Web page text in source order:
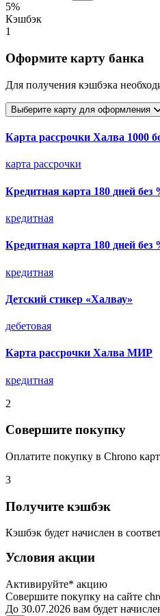
5%
Кэшбэк
1
Оформите карту банка
Для получения кэшбэка
Выберите карту для оформления
Карта рассрочки Халва 1000
карта рассрочки
Кредитная карта 180 дней
кредитная
Кредитная карта 180 дней
кредитная
Детский стикер «Халвау»
дебетовая
Карта рассрочки Халва МИР
кредитная
2
Совершите покупку
Оплатите покупку в Chrono
3
Получите кэшбэк
Кэшбэк будет начислен в
Условия акции
Активируйте* акцию
Совершите покупку на сайте
До 30.07.2026 вам будет